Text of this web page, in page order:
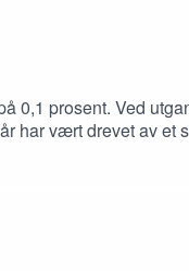
0,1 prosent. Ved
har vært drevet av et
i
Hvor skal
før og etter